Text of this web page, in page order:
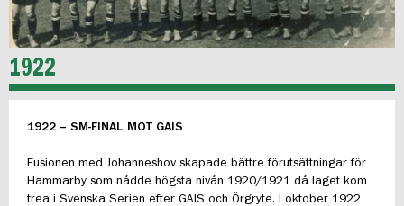
1922
1922 – SM-FINAL MOT GAIS
Fusionen med Johanneshov skapade bättre förutsättningar för
Hammarby som nådde högsta nivån 1920/1921 då laget kom
trea i Svenska Serien efter GAIS och Örgryte. I oktober 1922